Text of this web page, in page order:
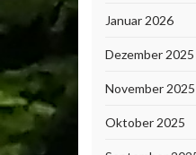
Januar 2026
Dezember 2025
November 2025
Oktober 2025